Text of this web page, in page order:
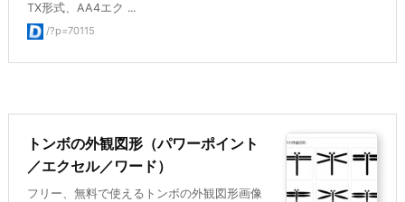
TX形式、AA4エク ...
/?p=70115
トンボの外観図形（パワーポイント
／エクセル／ワード）
フリー、無料で使えるトンボの外観図形画像